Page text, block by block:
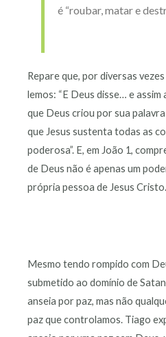
é “roubar, matar e
Repare que, por diversas
lemos: “E Deus disse… e assim
que Deus criou por sua
que Jesus sustenta todas as
poderosa”. E, em João 1,
de Deus não é apenas um
própria pessoa de Jesus Cristo.
Mesmo tendo rompido com
submetido ao domínio de
anseia por paz, mas não
paz que controlamos. Tiago